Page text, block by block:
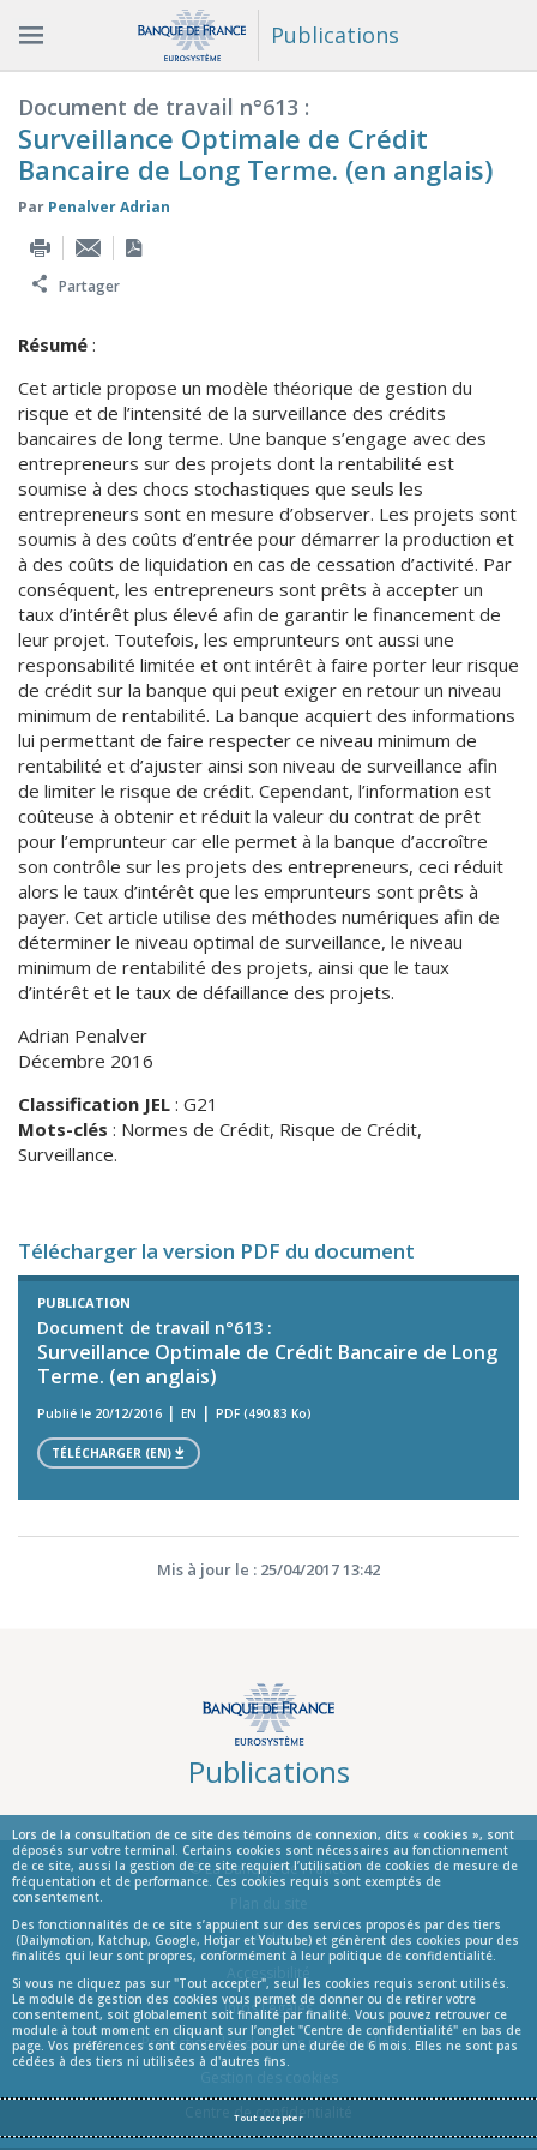
Lors de la consultation de ce site des témoins de connexion, dits « cookies », sont
déposés sur votre terminal. Certains cookies sont nécessaires au fonctionnement
de ce site, aussi la gestion de ce site requiert l’utilisation de cookies de mesure de
fréquentation et de performance. Ces cookies requis sont exemptés de
consentement.
Des fonctionnalités de ce site s’appuient sur des services proposés par des tiers
(Dailymotion, Katchup, Google, Hotjar et Youtube) et génèrent des cookies pour des
finalités qui leur sont propres, conformément à leur politique de confidentialité.
Si vous ne cliquez pas sur "Tout accepter", seul les cookies requis seront utilisés.
Le module de gestion des cookies vous permet de donner ou de retirer votre
consentement, soit globalement soit finalité par finalité. Vous pouvez retrouver ce
module à tout moment en cliquant sur l’onglet "Centre de confidentialité" en bas de
page. Vos préférences sont conservées pour une durée de 6 mois. Elles ne sont pas
cédées à des tiers ni utilisées à d'autres fins.
Tout accepter
Publications
Document de travail n°613 :
Surveillance Optimale de Crédit
Bancaire de Long Terme. (en anglais)
Par Penalver Adrian
Partager
Résumé :
Cet article propose un modèle théorique de gestion du
risque et de l’intensité de la surveillance des crédits
bancaires de long terme. Une banque s’engage avec des
entrepreneurs sur des projets dont la rentabilité est
soumise à des chocs stochastiques que seuls les
entrepreneurs sont en mesure d’observer. Les projets sont
soumis à des coûts d’entrée pour démarrer la production et
à des coûts de liquidation en cas de cessation d’activité. Par
conséquent, les entrepreneurs sont prêts à accepter un
taux d’intérêt plus élevé afin de garantir le financement de
leur projet. Toutefois, les emprunteurs ont aussi une
responsabilité limitée et ont intérêt à faire porter leur risque
de crédit sur la banque qui peut exiger en retour un niveau
minimum de rentabilité. La banque acquiert des informations
lui permettant de faire respecter ce niveau minimum de
rentabilité et d’ajuster ainsi son niveau de surveillance afin
de limiter le risque de crédit. Cependant, l’information est
coûteuse à obtenir et réduit la valeur du contrat de prêt
pour l’emprunteur car elle permet à la banque d’accroître
son contrôle sur les projets des entrepreneurs, ceci réduit
alors le taux d’intérêt que les emprunteurs sont prêts à
payer. Cet article utilise des méthodes numériques afin de
déterminer le niveau optimal de surveillance, le niveau
minimum de rentabilité des projets, ainsi que le taux
d’intérêt et le taux de défaillance des projets.
Adrian Penalver
Décembre 2016
Classification JEL : G21
Mots-clés : Normes de Crédit, Risque de Crédit,
Surveillance.
Télécharger la version PDF du document
PUBLICATION
Document de travail n°613 :
Surveillance Optimale de Crédit Bancaire de Long
Terme. (en anglais)
Publié le 20/12/2016 EN PDF (490.83 Ko)
TÉLÉCHARGER (EN)
Mis à jour le : 25/04/2017 13:42
Publications
© La Banque de France
Informations
Aide
Infos Légales
Protection des données personnelles
Centre de confidentialité